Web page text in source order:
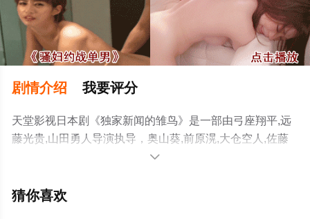
剧情介绍 我要评分
天堂影视日本剧《独家新闻的雏鸟》是一部由弓座翔平,远
藤光贵,山田勇人导演执导，奥山葵,前原滉,大仓空人,佐藤
友祐,永冈佑,夙川与务,泷川英次等演员精彩演绎的日本电视
删减完整版电视剧全集就上天堂电影网，更多相关信息可

猜你喜欢